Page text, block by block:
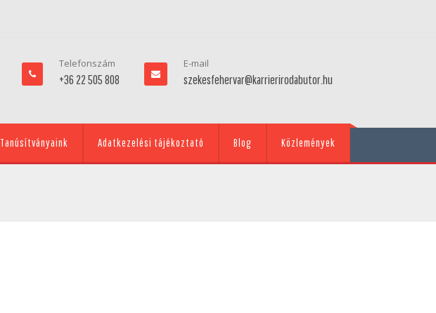
Telefonszám
+36 22 505 808
E-mail
szekesfehervar@karrierirodabutor.hu
Tanúsítványaink Adatkezelési tájékoztató Blog Közlemények